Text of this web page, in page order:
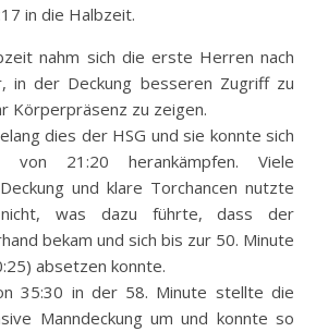
in die Halbzeit.
nahm sich die erste Herren nach
in der Deckung besseren Zugriff zu
Körperpräsenz zu zeigen.
dies der HSG und sie konnte sich
21:20 herankämpfen. Viele
und klare Torchancen nutzte
was dazu führte, dass der
bekam und sich bis zur 50. Minute
absetzen konnte.
35:30 in der 58. Minute stellte die
Manndeckung um und konnte so